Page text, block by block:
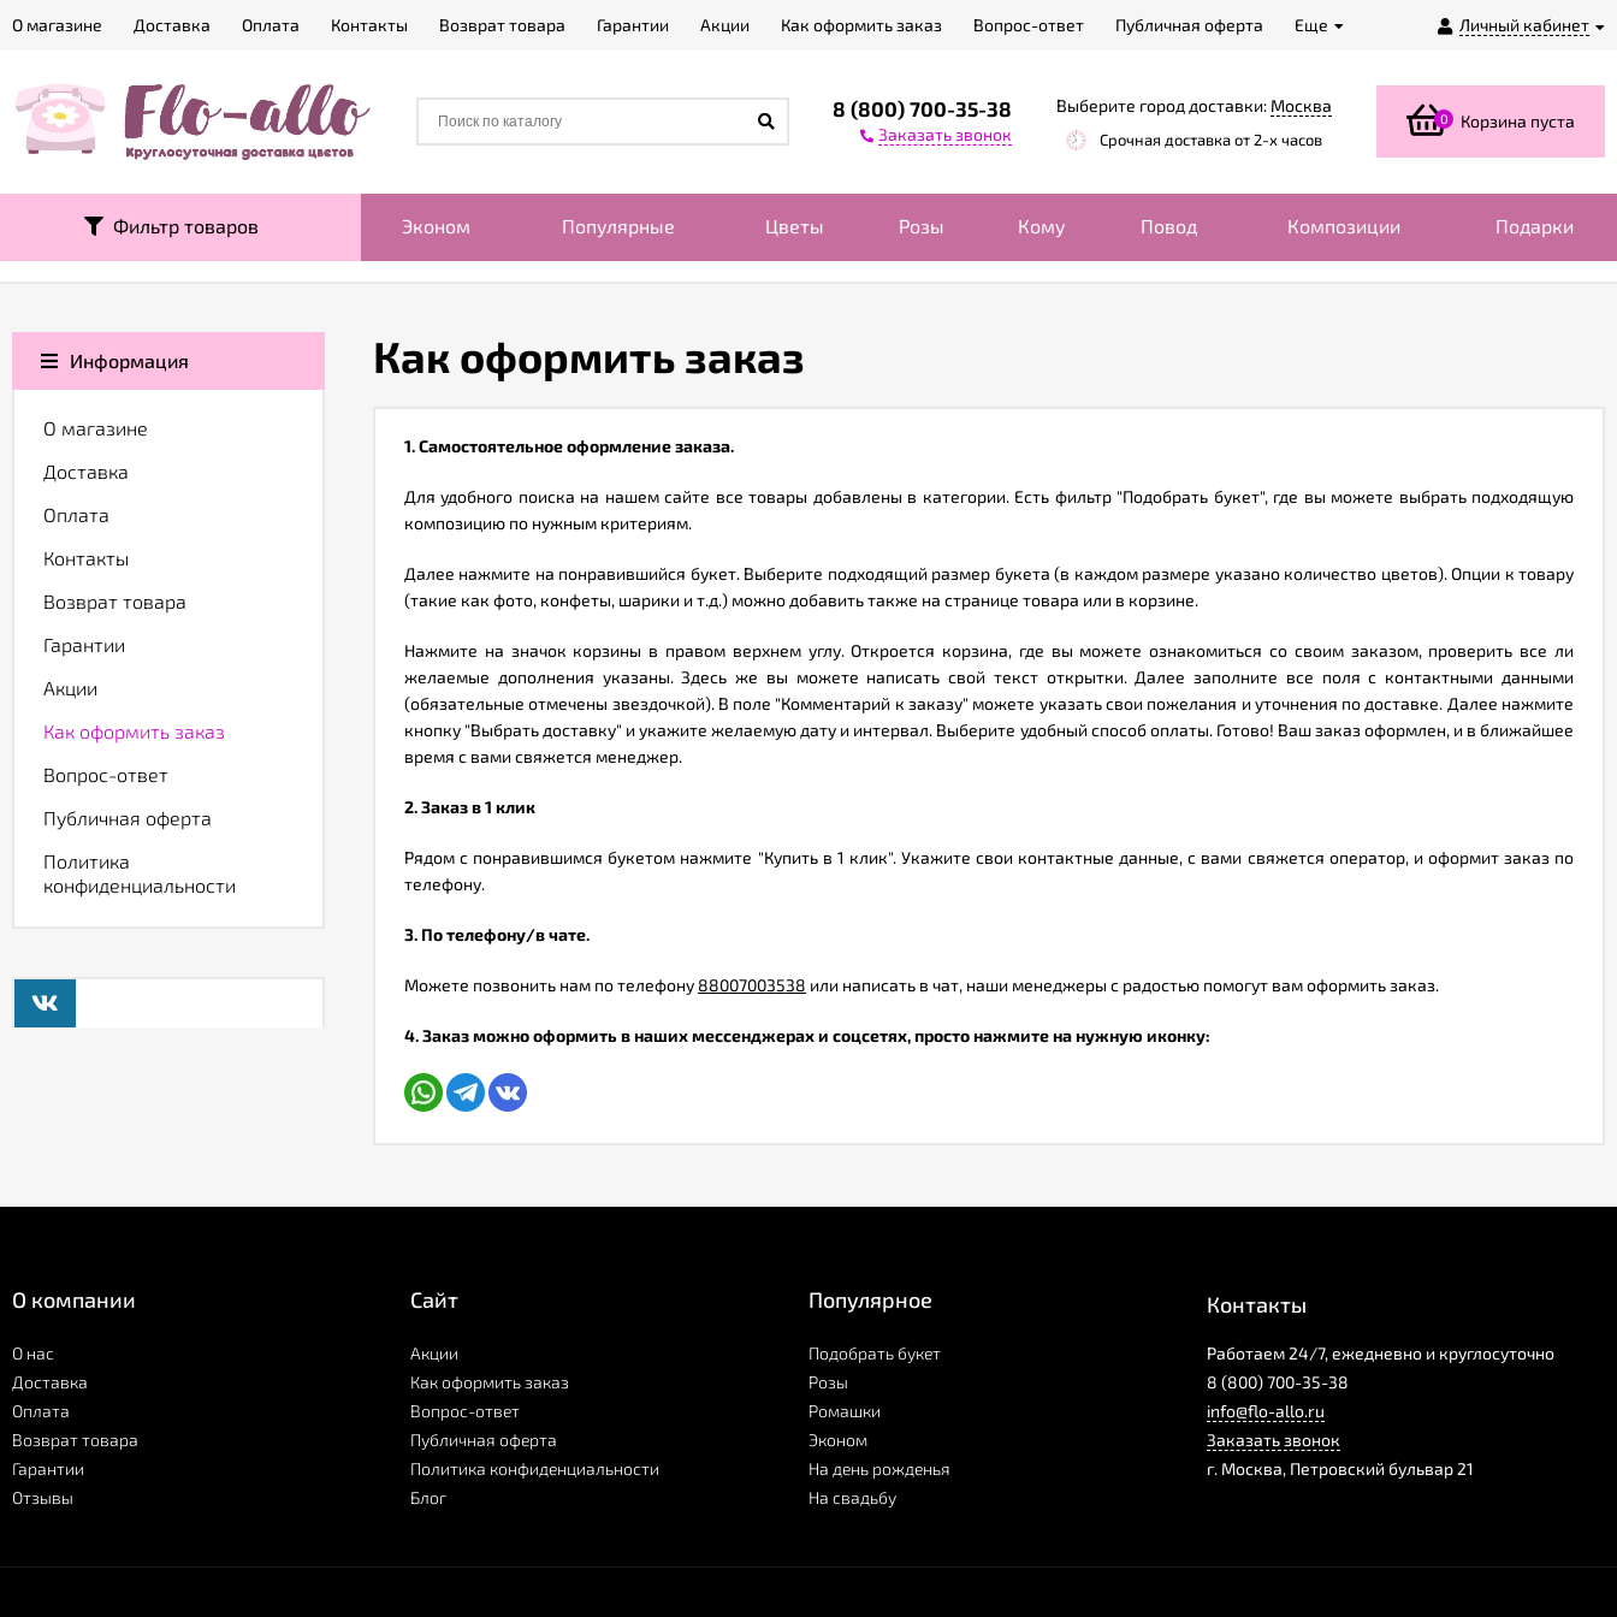
Личный кабинет
О магазине Доставка Оплата Контакты Возврат товара Гарантии Акции Как оформить заказ Вопрос-ответ Публичная оферта Еще
8 (800) 700-35-38
Заказать звонок
Выберите город доставки: Москва
Срочная доставка от 2-х часов
0 Корзина пуста
Фильтр товаров Эконом Популярные Цветы Розы Кому Повод Композиции Подарки
Как оформить заказ
1. Самостоятельное оформление заказа.
Для удобного поиска на нашем сайте все товары добавлены в категории. Есть фильтр "Подобрать букет", где вы можете выбрать подходящую
композицию по нужным критериям.
Далее нажмите на понравившийся букет. Выберите подходящий размер букета (в каждом размере указано количество цветов). Опции к товару
(такие как фото, конфеты, шарики и т.д.) можно добавить также на странице товара или в корзине.
Нажмите на значок корзины в правом верхнем углу. Откроется корзина, где вы можете ознакомиться со своим заказом, проверить все ли
желаемые дополнения указаны. Здесь же вы можете написать свой текст открытки. Далее заполните все поля с контактными данными
(обязательные отмечены звездочкой). В поле "Комментарий к заказу" можете указать свои пожелания и уточнения по доставке. Далее нажмите
кнопку "Выбрать доставку" и укажите желаемую дату и интервал. Выберите удобный способ оплаты. Готово! Ваш заказ оформлен, и в ближайшее
время с вами свяжется менеджер.
2. Заказ в 1 клик
Рядом с понравившимся букетом нажмите "Купить в 1 клик". Укажите свои контактные данные, с вами свяжется оператор, и оформит заказ по
телефону.
3. По телефону/в чате.
Можете позвонить нам по телефону 88007003538 или написать в чат, наши менеджеры с радостью помогут вам оформить заказ.
4. Заказ можно оформить в наших мессенджерах и соцсетях, просто нажмите на нужную иконку:
Информация
О магазине
Доставка
Оплата
Контакты
Возврат товара
Гарантии
Акции
Как оформить заказ
Вопрос-ответ
Публичная оферта
Политика
конфиденциальности
О компании
О нас
Доставка
Оплата
Возврат товара
Гарантии
Отзывы
Сайт
Акции
Как оформить заказ
Вопрос-ответ
Публичная оферта
Политика конфиденциальности
Блог
Популярное
Подобрать букет
Розы
Ромашки
Эконом
На день рожденья
На свадьбу
Контакты
Работаем 24/7, ежедневно и круглосуточно
8 (800) 700-35-38
info@flo-allo.ru
Заказать звонок
г. Москва, Петровский бульвар 21